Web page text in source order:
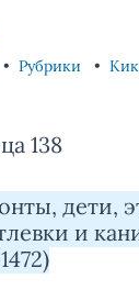
Рубрики
138
дети,
и